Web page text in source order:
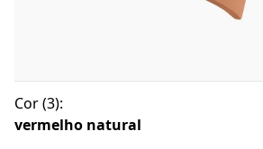
Cor(3):
vermelho natural